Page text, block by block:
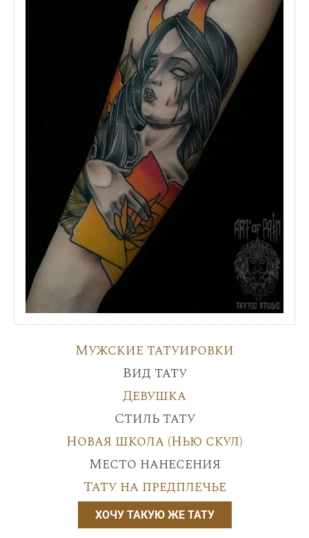
Мужские татуировки
Вид тату
Девушка
Стиль тату
Новая школа (Нью скул)
Место нанесения
Тату на предплечье
ХОЧУ ТАКУЮ ЖЕ ТАТУ